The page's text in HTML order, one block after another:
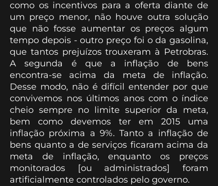
como os incentivos para a oferta diante de
um preço menor, não houve outra solução
que não fosse aumentar os preços algum
tempo depois - outro preço foi o da gasolina,
que tantos prejuízos trouxeram à Petrobras.
A segunda é que a inflação de bens
encontra-se acima da meta de inflação.
Desse modo, não é difícil entender por que
convivemos nos últimos anos com o índice
cheio sempre no limite superior da meta,
bem como devemos ter em 2015 uma
inflação próxima a 9%. Tanto a inflação de
bens quanto a de serviços ficaram acima da
meta de inflação, enquanto os preços
monitorados [ou administrados] foram
artificialmente controlados pelo governo.